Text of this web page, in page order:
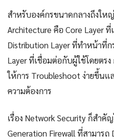
สำหรับองค์กรขนาดกลางถึงใ
Architecture คือ Core Layer
Distribution Layer ที่ทำหน้าที่ก
Layer ที่เชื่อมต่อกับผู้ใช้โดยตร
ให้การ Troubleshoot ง่ายขึ้นแ
ความต้องการ
เรื่อง Network Security ก็สำ
Generation Firewall ที่สามารถ